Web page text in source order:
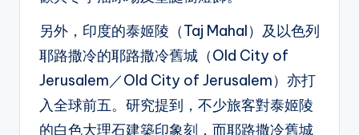
另外，印度的泰姬陵（Taj Mahal）及以色列
耶路撒冷的耶路撒冷舊城（Old City of
Jerusalem／Old City of Jerusalem）亦打
入全球前五。研究提到，不少旅客對泰姬陵
的白色大理石建築印象刻，而耶路撒冷舊城